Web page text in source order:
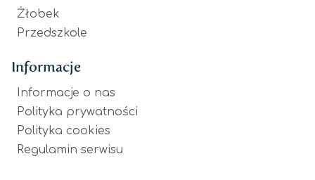
Żłobek
Przedszkole
Informacje
Informacje o nas
Polityka prywatności
Polityka cookies
Regulamin serwisu